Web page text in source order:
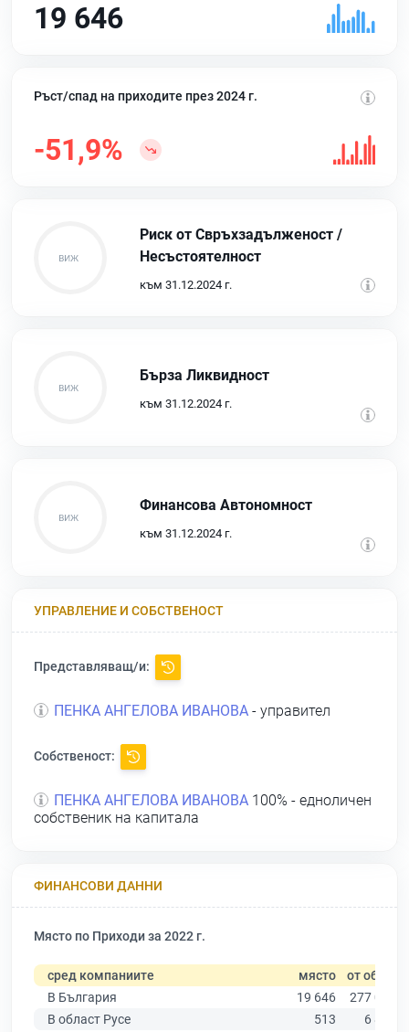
19 646
Ръст/спад на приходите през 2024 г.
-51,9%
Риск от Свръхзадълженост /
Несъстоятелност
към 31.12.2024 г.
Бърза Ликвидност
към 31.12.2024 г.
Финансова Автономност
към 31.12.2024 г.
УПРАВЛЕНИЕ И СОБСТВЕНОСТ
Представляващ/и:
ПЕНКА АНГЕЛОВА ИВАНОВА - управител
Собственост:
ПЕНКА АНГЕЛОВА ИВАНОВА 100% - едноличен
собственик на капитала
ФИНАНСОВИ ДАННИ
Място по Приходи за 2022 г.
сред компаниите място от общо
В България
19 646
277 019
В област Русе
513
6 851